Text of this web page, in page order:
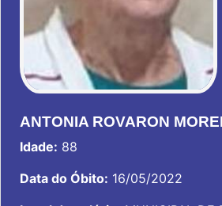
ANTONIA ROVARON
Idade: 88
Data do Óbito: 16/05/2022